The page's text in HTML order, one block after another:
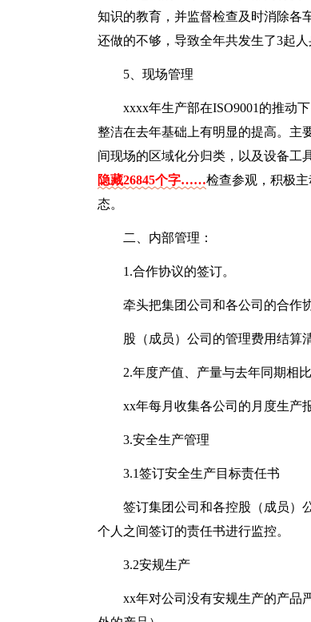
知识的教育，并监督检查及时消除各
还做的不够，导致全年共发生了3起人
5、现场管理
xxxx年生产部在ISO9001的推动
整洁在去年基础上有明显的提高。主
间现场的区域化分归类，以及设备工
隐藏26845个字……检查参观，积极
态。
二、内部管理：
1.合作协议的签订。
牵头把集团公司和各公司的合作
股（成员）公司的管理费用结算
2.年度产值、产量与去年同期相
xx年每月收集各公司的月度生产
3.安全生产管理
3.1签订安全生产目标责任书
签订集团公司和各控股（成员）
个人之间签订的责任书进行监控。
3.2安规生产
xx年对公司没有安规生产的产品